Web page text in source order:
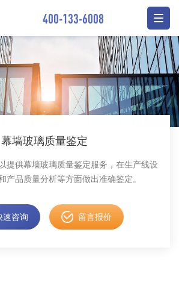
400-133-6008
幕墙玻璃质量鉴定
提供幕墙玻璃质量鉴定服务，在生产线设
产品质量分析等方面做出准确鉴定。
速咨询 留言报价